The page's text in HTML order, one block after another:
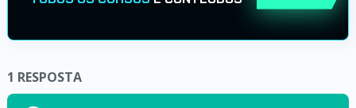
1 RESPOSTA